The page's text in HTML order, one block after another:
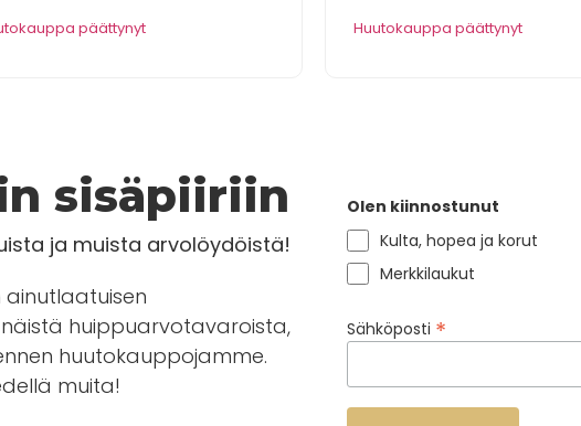
päättynyt Huutokauppa päättynyt
sisäpiiriin
ja muista arvolöydöistä!
ainutlaatuisen
huippuarvotavaroista,
huutokauppojamme.
muita!
Olen kiinnostunut
Kulta, hopea ja korut
Merkkilaukut
Sähköposti *